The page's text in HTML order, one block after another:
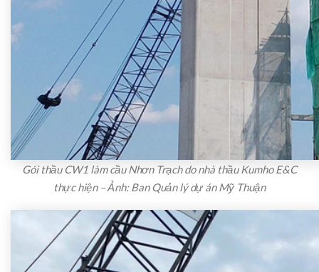
Gói thầu CW1 làm cầu Nhơn Trạch do nhà thầu Kumho E&C
thực hiện – Ảnh: Ban Quản lý dự án Mỹ Thuận